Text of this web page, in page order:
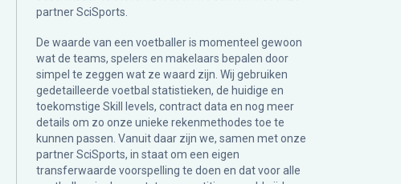
partnerSciSports
De waarde van een voetballer is momenteel gewoon
wat de teams, spelers en makelaars bepalen door
simpel te zeggen wat ze waard zijn. Wij gebruiken
gedetailleerde voetbal statistieken, de huidige en
toekomstige Skill levels, contract data en nog meer
details om zo onze unieke rekenmethodes toe te
kunnen passen. Vanuit daar zijn we, samen met onze
partner SciSports, in staat om een eigen
transferwaarde voorspelling te doen en dat voor alle